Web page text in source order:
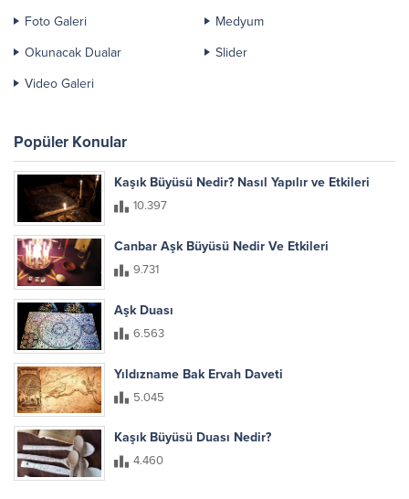
Foto Galeri
Medyum
Okunacak Dualar
Slider
Video Galeri
Popüler Konular
Kaşık Büyüsü Nedir? Nasıl Yapılır ve Etkileri
10.397
Canbar Aşk Büyüsü Nedir Ve Etkileri
9.731
Aşk Duası
6.563
Yıldızname Bak Ervah Daveti
5.045
Kaşık Büyüsü Duası Nedir?
4.460